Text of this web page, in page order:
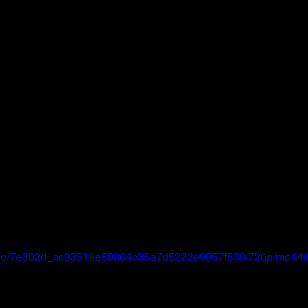
7e302d_cc93519e50864c35a7d5222e9957f530/720p/mp4/